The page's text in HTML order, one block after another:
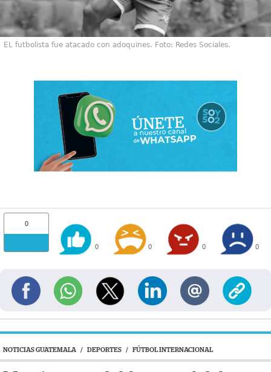
EL futbolista fue atacado con adoquines. Foto: Redes Sociales.
0
0 0 0 0
NOTICIAS GUATEMALA / DEPORTES / FÚTBOL INTERNACIONAL